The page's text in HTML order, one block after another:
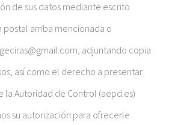
de sus datos mediante escrito
postal arriba mencionada o
adjuntando copia
así como el derecho a presentar
la Autoridad de Control (aepd.es)
su autorización para ofrecerle